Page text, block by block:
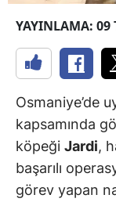
YAYINLAMA:
Osmaniye’de
kapsamında
köpeği Jardi,
başarılı
görev yapan